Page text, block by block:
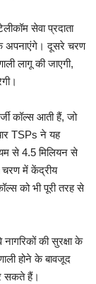
सेवा प्रदाता
अपनाएंगे। दूसरे चरण
लागू की जाएगी,
कॉल्स आती हैं, जो
TSPs ने यह
से 4.5 मिलियन से
चरण में केंद्रीय
को भी पूरी तरह से
की सुरक्षा के
होने के बावजूद
सकते हैं।